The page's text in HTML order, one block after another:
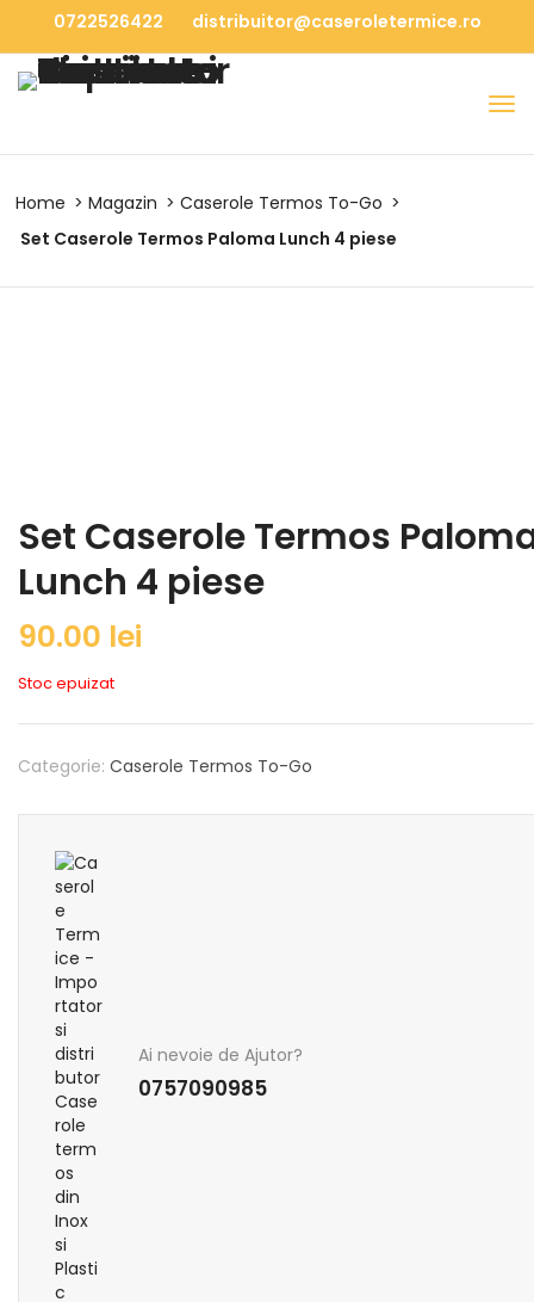
0722526422 distribuitor@caseroletermice.ro
Home Magazin
Caserole Termos To-Go
Set Caserole Termos Paloma Lunch 4 piese
Set Caserole Termos
Lunch 4 piese
90.00 lei
Stoc epuizat
Categorie: Caserole Termos To-Go
Ai nevoie de Ajutor?
0757090985